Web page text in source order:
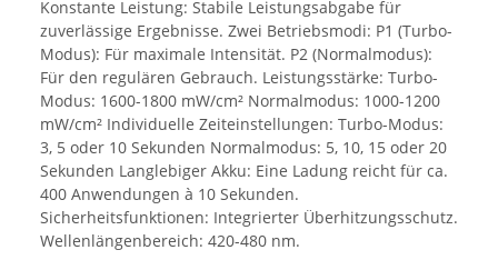
Konstante Leistung: Stabile Leistungsabgabe für
zuverlässige Ergebnisse. Zwei Betriebsmodi: P1 (Turbo-
Modus): Für maximale Intensität. P2 (Normalmodus):
Für den regulären Gebrauch. Leistungsstärke: Turbo-
Modus: 1600-1800 mW/cm² Normalmodus: 1000-1200
mW/cm² Individuelle Zeiteinstellungen: Turbo-Modus:
3, 5 oder 10 Sekunden Normalmodus: 5, 10, 15 oder 20
Sekunden Langlebiger Akku: Eine Ladung reicht für ca.
400 Anwendungen à 10 Sekunden.
Sicherheitsfunktionen: Integrierter Überhitzungsschutz.
Wellenlängenbereich: 420-480 nm.